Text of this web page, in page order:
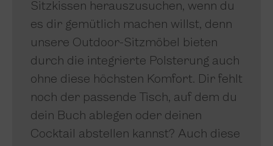
Sitzkissen herauszusuchen, wenn du
es dir gemütlich machen willst, denn
unsere Outdoor-Sitzmöbel bieten
durch die integrierte Polsterung auch
ohne diese höchsten Komfort. Dir fehlt
noch der passende Tisch, auf dem du
dein Buch ablegen oder deinen
Cocktail abstellen kannst? Auch diese